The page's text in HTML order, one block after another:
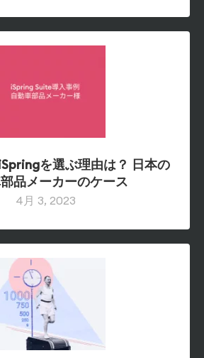
を選ぶ理由は？ 日本の
品メーカーのケース